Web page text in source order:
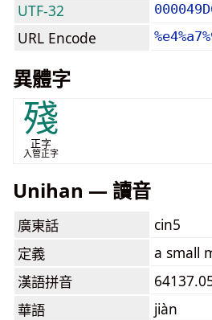
UTF-32
URL Encode
異體字
殘
正字
入管正字
Unihan — 讀音
廣東話
cin5
定義
a small
漢語拼音
華語
jiàn